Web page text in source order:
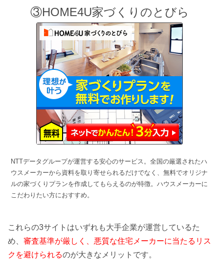
③HOME4U家づくりのとびら
NTTデータグループが運営する安心のサービス。全国の厳選されたハ
ウスメーカーから資料を取り寄せられるだけでなく、無料でオリジナ
ルの家づくりプランを作成してもらえるのが特徴。ハウスメーカーに
こだわりたい方におすすめ。
これらの3サイトはいずれも大手企業が運営しているた
め、 審査基準が厳しく、悪質な住宅メーカーに当たるリス
クを避けられるのが大きなメリットです。